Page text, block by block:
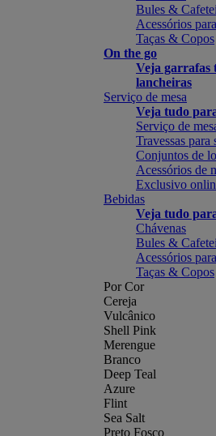
Bules &
Acessórios
Taças & Copos
On the go
Veja garrafas
lancheiras
Serviço de mesa
Veja tudo
Serviço de
Travessas para
Conjuntos de
Acessórios de
Exclusivo
Bebidas
Veja tudo
Chávenas
Bules &
Acessórios
Taças & Copos
Por Cor
Cereja
Vulcânico
Shell Pink
Merengue
Branco
Deep Teal
Azure
Flint
Sea Salt
Preto Fosco